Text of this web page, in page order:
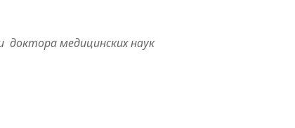
доктора медицинских наук